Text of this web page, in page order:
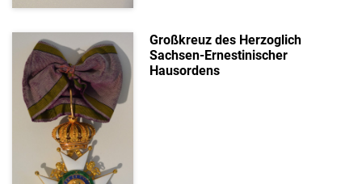
Großkreuz des Herzoglich
Sachsen-Ernestinischer
Hausordens